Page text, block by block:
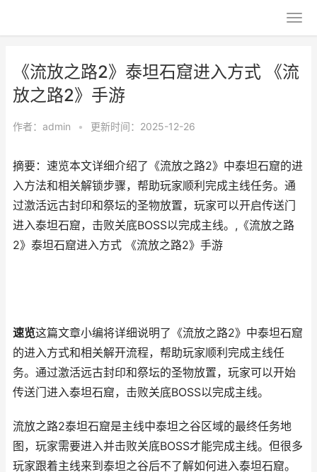
《流放之路2》泰坦石窟进入方式 《流
放之路2》手游
作者： admin • 更新时间：2025-12-26
摘要：速览本文详细介绍了《流放之路2》中泰坦石窟的进
入方法和相关解锁步骤，帮助玩家顺利完成主线任务。通
过激活远古封印和祭坛的圣物放置，玩家可以开启传送门
进入泰坦石窟，击败关底BOSS以完成主线。,《流放之路
2》泰坦石窟进入方式 《流放之路2》手游
速览这篇文章小编将详细说明了《流放之路2》中泰坦石窟
的进入方式和相关解开流程，帮助玩家顺利完成主线任
务。通过激活远古封印和祭坛的圣物放置，玩家可以开始
传送门进入泰坦石窟，击败关底BOSS以完成主线。
流放之路2泰坦石窟是主线中泰坦之谷区域的最终任务地
图，玩家需要进入并击败关底BOSS才能完成主线。但很多
玩家跟着主线来到泰坦之谷后不了解如何进入泰坦石窟。